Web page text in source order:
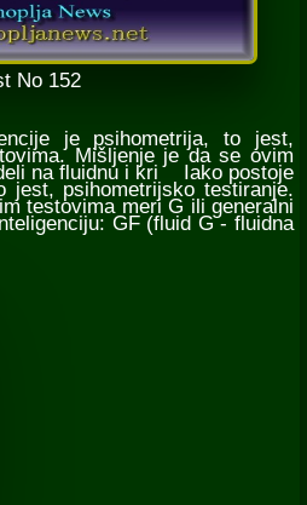
No 152
je psihometrija, to jest,
Mišljenje je da se ovim
na fluidnu i kri Iako postoje
jest, psihometrijsko testiranje.
testovima meri G ili generalni
GF (fluid G - fluidna